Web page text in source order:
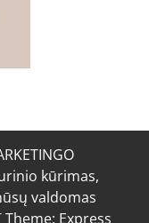
kūrimas,
valdomas
Theme: Express